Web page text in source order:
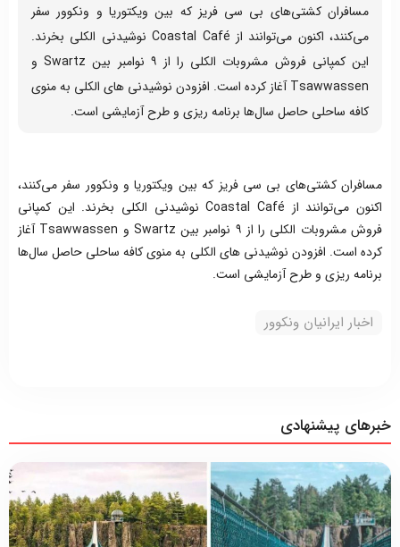
مسافران کشتی‌های بی سی فریز که بین ویکتوریا و ونکوور سفر
می‌کنند، اکنون می‌توانند از Coastal Café نوشیدنی الکلی بخرند.
این کمپانی فروش مشروبات الکلی را از ۹ نوامبر بین Swartz و
Tsawwassen آغاز کرده است. افزودن نوشیدنی های الکلی به منوی
کافه ساحلی حاصل سال‌ها برنامه ریزی و طرح آزمایشی است.
مسافران کشتی‌های بی سی فریز که بین ویکتوریا و ونکوور سفر می‌کنند،
اکنون می‌توانند از Coastal Café نوشیدنی الکلی بخرند. این کمپانی
فروش مشروبات الکلی را از ۹ نوامبر بین Swartz و Tsawwassen آغاز
کرده است. افزودن نوشیدنی های الکلی به منوی کافه ساحلی حاصل سال‌ها
برنامه ریزی و طرح آزمایشی است.
اخبار ایرانیان ونکوور
خبرهای پیشنهادی